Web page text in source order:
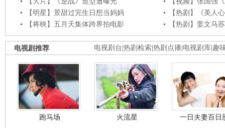
【明星】景甜过完生日想当妈妈
【热剧】《美人
【将映】五月天集体跨界拍电影
【热剧】姜文马
电视剧台 热剧检索 热剧点播 电视剧库 趣
电视剧推荐
跑马场 火流星 一日夫妻百日